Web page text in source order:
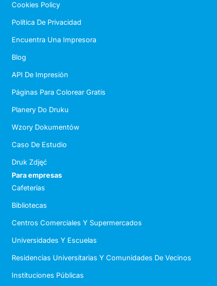
Cookies Policy
Política De Privacidad
Encuentra Una Impresora
Blog
API De Impresión
Páginas Para Colorear Gratis
Planery Do Druku
Wzory Dokumentów
Caso De Estudio
Druk Zdjęć
Para empresas
Cafeterías
Bibliotecas
Centros Comerciales Y Supermercados
Universidades Y Escuelas
Residencias Universitarias Y Comunidades De Vecinos
Instituciones Públicas